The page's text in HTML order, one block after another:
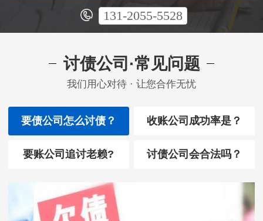
131-2055-5528
讨债公司·常见问题
我们用心对待 · 让您合作无忧
要债公司怎么讨债？ 收账公司成功率是？
要账公司追讨老赖? 讨债公司会合法吗？